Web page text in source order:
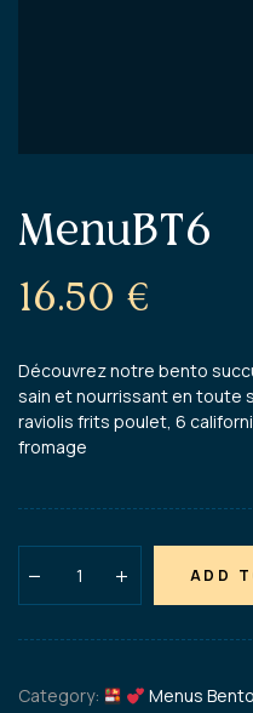
MenuBT6
16.50 €
Découvrez notre bento
sain et nourrissant en toute
raviolis frits poulet, 6
fromage
ADD
Category: Menus